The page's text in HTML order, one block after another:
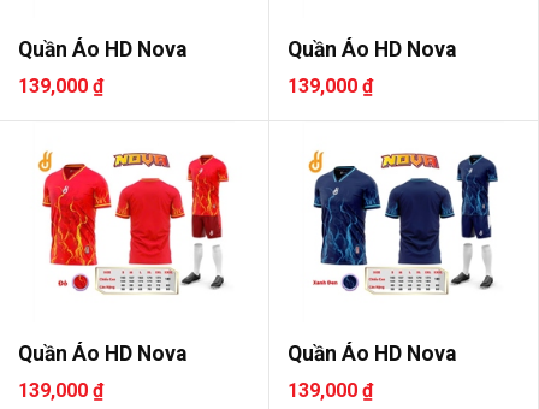
Quần Áo HD Nova
139,000 ₫
Quần Áo HD Nova
139,000 ₫
Quần Áo HD Nova
139,000 ₫
Quần Áo HD Nova
139,000 ₫